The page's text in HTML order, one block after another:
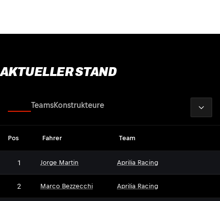
AKTUELLER STAND
TeamsKonstrukteure
Pos Fahrer Team
1 Jorge Martin Aprilia Racing
2 Marco Bezzecchi Aprilia Racing